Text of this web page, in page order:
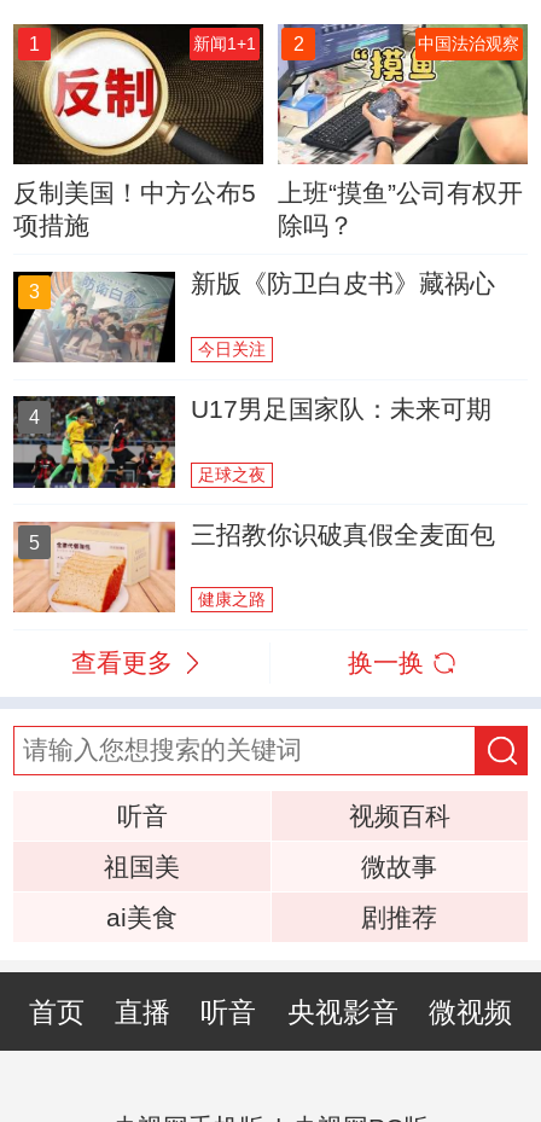
1 新闻1+1
反制美国！中方公布5
项措施
2 中国法治观察
上班“摸鱼”公司有权开
除吗？
3 新版《防卫白皮书》藏祸心
今日关注
4 U17男足国家队：未来可期
足球之夜
5 三招教你识破真假全麦面包
健康之路
查看更多 换一换
听音
视频百科
祖国美
微故事
ai美食
剧推荐
首页 直播 听音 央视影音 微视频